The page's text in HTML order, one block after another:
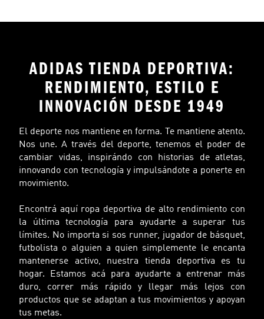
ADIDAS TIENDA DEPORTIVA:
RENDIMIENTO, ESTILO E
INNOVACIÓN DESDE 1949
El deporte nos mantiene en forma. Te mantiene atento.
Nos une. A través del deporte, tenemos el poder de
cambiar vidas, inspirándo con historias de atletas,
innovando con tecnología y impulsándote a ponerte en
movimiento.
Encontrá aquí ropa deportiva de alto rendimiento con
la última tecnología para ayudarte a superar tus
límites. No importa si sos runner, jugador de básquet,
futbolista o alguien a quien simplemente le encanta
mantenerse activo, nuestra tienda deportiva es tu
hogar. Estamos acá para ayudarte a entrenar más
duro, correr más rápido y llegar más lejos con
productos que se adaptan a tus movimientos y apoyan
tus metas.